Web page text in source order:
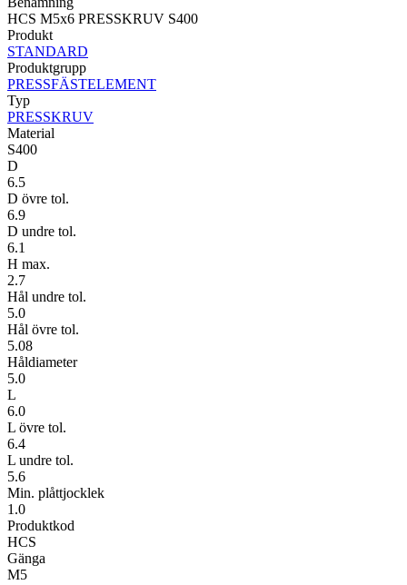
HCS M5x6 PRESSKRUV S400
Produkt
STANDARD
Produktgrupp
PRESSFÄSTELEMENT
Typ
PRESSKRUV
Material
S400
D
6.5
D övre tol.
6.9
D undre tol.
6.1
H max.
2.7
Hål undre tol.
5.0
Hål övre tol.
5.08
Håldiameter
5.0
L
6.0
L övre tol.
6.4
L undre tol.
5.6
Min. plåttjocklek
1.0
Produktkod
HCS
Gänga
M5